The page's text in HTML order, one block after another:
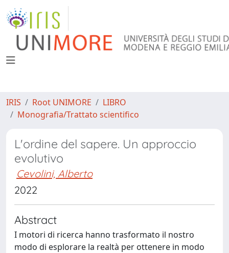
IRIS Root UNIMORE
LIBRO
Monografia/Trattato scientifico
L'ordine del sapere. Un approccio
evolutivo
Cevolini, Alberto
2022
Abstract
I motori di ricerca hanno trasformato il nostro
modo di esplorare la realtà per ottenere in modo